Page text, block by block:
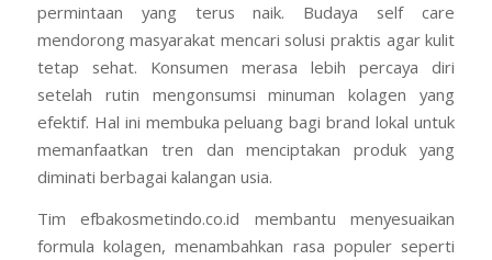
permintaan yang terus naik. Budaya self care
mendorong masyarakat mencari solusi praktis agar kulit
tetap sehat. Konsumen merasa lebih percaya diri
setelah rutin mengonsumsi minuman kolagen yang
efektif. Hal ini membuka peluang bagi brand lokal untuk
memanfaatkan tren dan menciptakan produk yang
diminati berbagai kalangan usia.
Tim efbakosmetindo.co.id membantu menyesuaikan
formula kolagen, menambahkan rasa populer seperti